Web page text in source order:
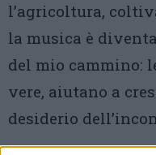
l’agricoltura,
la musica è
del mio cammino:
vere, aiutano a
desiderio